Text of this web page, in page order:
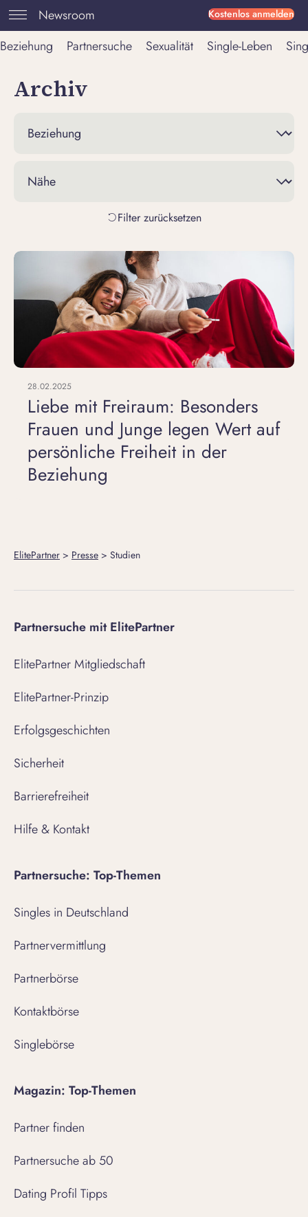
Kostenlos anmelden
Newsroom
Beziehung
Partnersuche Sexualität Single-Leben
Archiv
Filter zurücksetzen
28.02.2025
Liebe mit Freiraum: Besonders
Frauen und Junge legen Wert auf
persönliche Freiheit in der
Beziehung
ElitePartner > Presse > Studien
Partnersuche mit ElitePartner
ElitePartner Mitgliedschaft
ElitePartner-Prinzip
Erfolgsgeschichten
Sicherheit
Barrierefreiheit
Hilfe & Kontakt
Partnersuche: Top-Themen
Singles in Deutschland
Partnervermittlung
Partnerbörse
Kontaktbörse
Singlebörse
Magazin: Top-Themen
Partner finden
Partnersuche ab 50
Dating Profil Tipps